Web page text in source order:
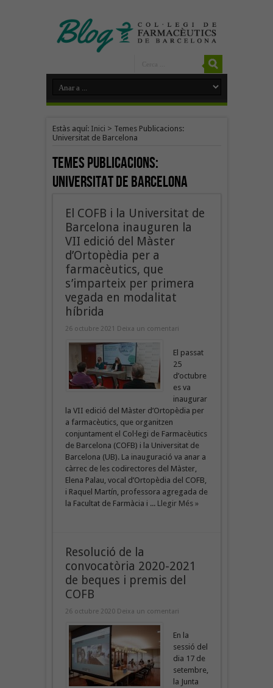
Estàs aquí: Inici > Temes Publicacions:
Universitat de Barcelona
Temes Publicacions:
Universitat de Barcelona
El COFB i la Universitat de
Barcelona inauguren la
VII edició del Màster
d’Ortopèdia per a
farmacèutics, que
s’imparteix per primera
vegada en modalitat
híbrida
26 octubre 2021 Deixa un comentari
El passat
25
d’octubre
es va
inaugurar
la VII edició del Màster d’Ortopèdia per
a farmacèutics, que organitzen
conjuntament el Col·legi de Farmacèutics
de Barcelona (COFB) i la Universitat de
Barcelona (UB). La inauguració va anar a
càrrec de les codirectores del Màster,
Elena Palau, vocal d’Ortopèdia del COFB,
i Raquel Martín, professora agregada de
la Facultat de Farmàcia i ... Llegir Més »
Resolució de la
convocatòria 2020-2021
de beques i premis del
COFB
26 octubre 2020 Deixa un comentari
En la
sessió del
dia 17 de
setembre,
la Junta